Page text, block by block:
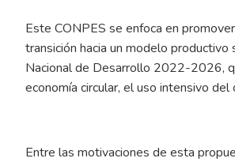
Este CONPES se enfoca en
transición hacia un modelo
Nacional de Desarrollo 2022-2026,
economía circular, el uso intensivo del
Entre las motivaciones de esta